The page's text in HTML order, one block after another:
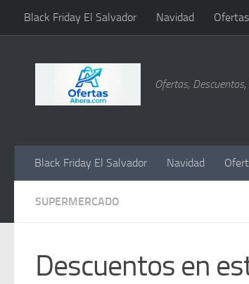
Saltar al contenido
Black Friday El Salvador Navidad
Ofertas,
Black Friday El Salvador Navidad
SUPERMERCADO
Descuentos en